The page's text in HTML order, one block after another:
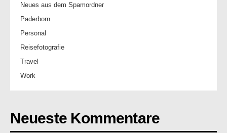
Neues aus dem Spamordner
Paderborn
Personal
Reisefotografie
Travel
Work
Neueste Kommentare